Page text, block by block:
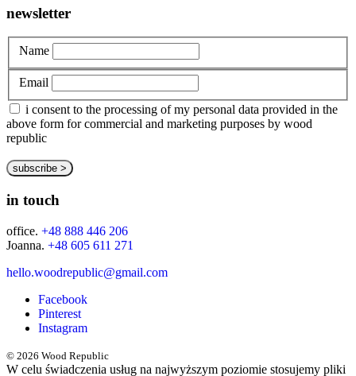
newsletter
Name
Email
i consent to the processing of my personal data provided in the
above form for commercial and marketing purposes by wood
republic
in touch
office. +48 888 446 206
Joanna. +48 605 611 271
hello.woodrepublic@gmail.com
Facebook
Pinterest
Instagram
© 2026 Wood Republic
W celu świadczenia usług na najwyższym poziomie stosujemy pliki